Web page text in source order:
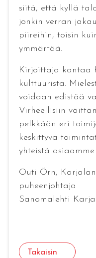
siitä, että kyllä
jonkin verran
piireihin, toisin
ymmärtää.
Kirjoittaja kantaa
kulttuurista.
voidaan edistää
Virheellisiin
pelkkään eri
keskittyvä
yhteistä
Outi Örn,
puheenjohtaja
Sanomalehti
Takaisin